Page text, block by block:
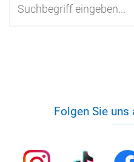
Name
Folgen Sie